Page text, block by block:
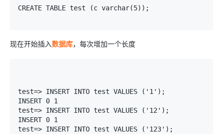
CREATE TABLE test (c varchar(5));
现在开始插入数据库，每次增加一个长度
test=> INSERT INTO test VALUES ('1');
INSERT 0 1
test=> INSERT INTO test VALUES ('12');
INSERT 0 1
test=> INSERT INTO test VALUES ('123');